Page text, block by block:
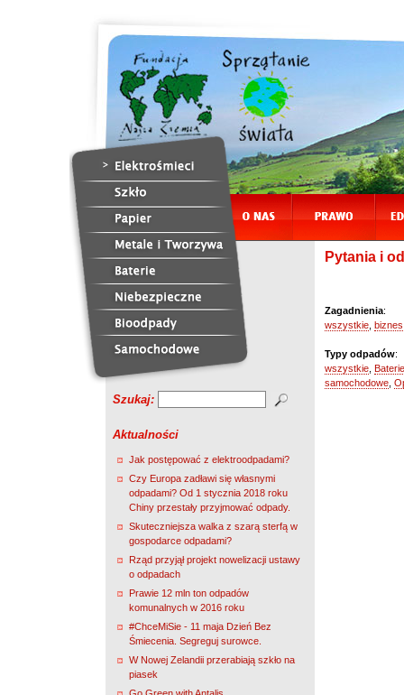
Szukaj:
Aktualności
Jak postępować z elektroodpadami?
Czy Europa zadławi się własnymi
odpadami? Od 1 stycznia 2018 roku
Chiny przestały przyjmować odpady.
Skuteczniejsza walka z szarą sterfą w
gospodarce odpadami?
Rząd przyjął projekt nowelizacji ustawy
o odpadach
Prawie 12 mln ton odpadów
komunalnych w 2016 roku
#ChceMiSie - 11 maja Dzień Bez
Śmiecenia. Segreguj surowce.
W Nowej Zelandii przerabiają szkło na
piasek
Pytania i
Zagadnienia:
wszystkie
Typy odpadów:
wszystkie Baterie
samochodowe